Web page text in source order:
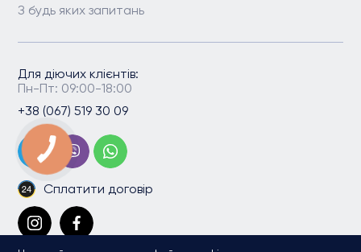
З будь яких запитань
Для діючих клієнтів:
Пн-Пт: 09:00-18:00
+38 (067) 519 30 09
Сплатити договір